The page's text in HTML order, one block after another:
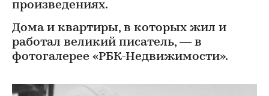
произведениях.
Дома и квартиры, в которых жил и
работал великий писатель, — в
фотогалерее «РБК-Недвижимости».